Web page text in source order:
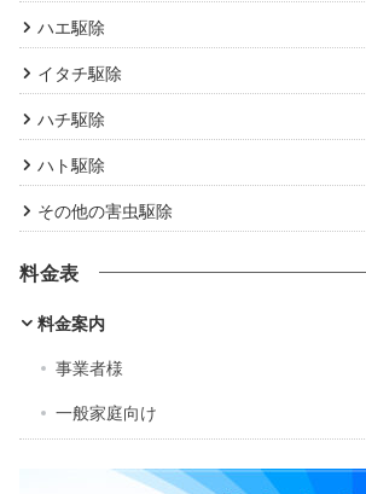
ハエ駆除
イタチ駆除
ハチ駆除
ハト駆除
その他の害虫駆除
料金表
料金案内
事業者様
一般家庭向け